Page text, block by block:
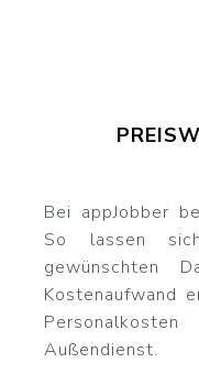
Bei appJobber
So lassen
gewünschten
Kostenaufwand
Außendienst.